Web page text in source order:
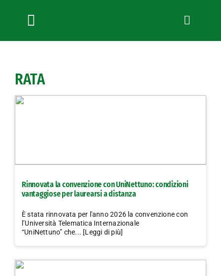
Toggle
Navigation
News
Bandi
Lavora con noi
RATA
Rinnovata la convenzione con UniNettuno: condizioni
vantaggiose per laurearsi a distanza
È stata rinnovata per l'anno 2026 la convenzione con
l’Università Telematica Internazionale
“UniNettuno” che... [Leggi di più]